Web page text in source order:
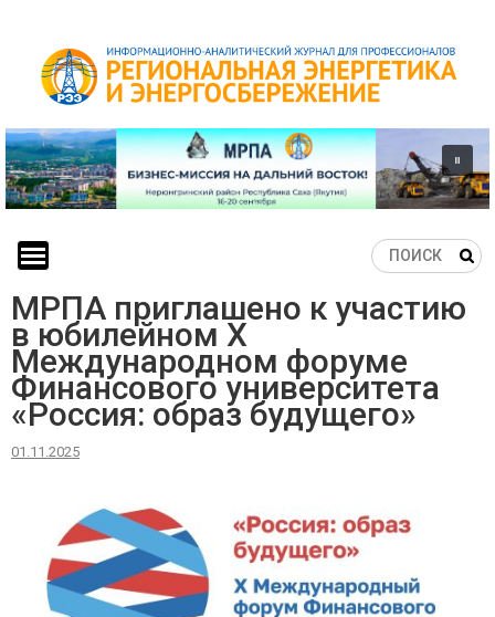
content
МРПА приглашено к участию
в юбилейном X
Международном форуме
Финансового университета
«Россия: образ будущего»
01.11.2025